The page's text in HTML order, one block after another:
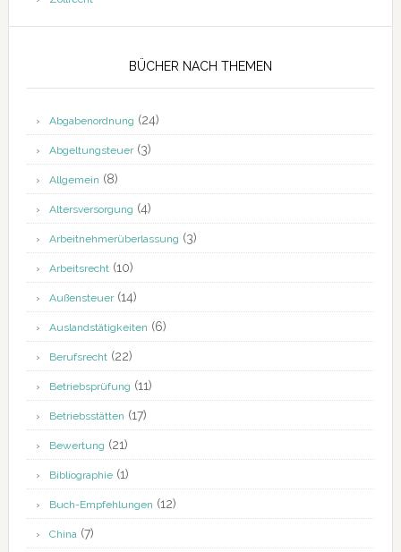
BÜCHER NACH THEMEN
Abgabenordnung (24)
Abgeltungsteuer(3)
Allgemein (8)
Altersversorgung (4)
Arbeitnehmerüberlassung (3)
Arbeitsrecht(10)
Außensteuer(14)
Auslandstätigkeiten (6)
Berufsrecht(22)
Betriebsprüfung (11)
Betriebsstätten (17)
Bewertung (21)
Bibliographie(1)
Buch-Empfehlungen (12)
China(7)